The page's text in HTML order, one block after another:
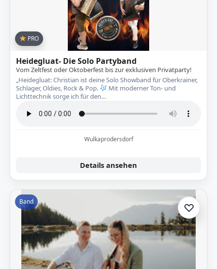
PRO
Heidegluat- Die Solo Partyband
Vom Zeltfest oder Oktoberfest bis zur exklusiven Privatparty!
„Heidegluat: Christian ist deine Solo Showband für Oberkrainer,
Schlager, Oldies, Rock & Pop.
Mit moderner Ton- und
Lichttechnik sorge ich für den…
Wulkaprodersdorf
Details ansehen
Band ♡Zur